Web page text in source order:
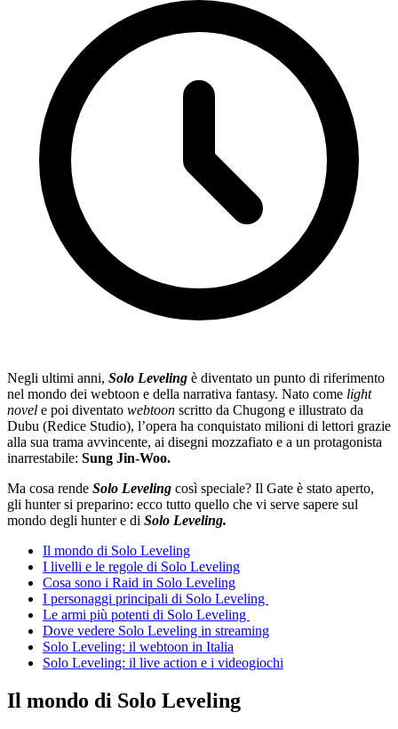
Negli ultimi anni, Solo Leveling è diventato un punto di riferimento
nel mondo dei webtoon e della narrativa fantasy. Nato come light
novel e poi diventato webtoon scritto da Chugong e illustrato da
Dubu (Redice Studio), l’opera ha conquistato milioni di lettori grazie
alla sua trama avvincente, ai disegni mozzafiato e a un protagonista
inarrestabile: Sung Jin-Woo.
Ma cosa rende Solo Leveling così speciale? Il Gate è stato aperto,
gli hunter si preparino: ecco tutto quello che vi serve sapere sul
mondo degli hunter e di Solo Leveling.
Il mondo di Solo Leveling
I livelli e le regole di Solo Leveling
Cosa sono i Raid in Solo Leveling
I personaggi principali di Solo Leveling
Le armi più potenti di Solo Leveling
Dove vedere Solo Leveling in streaming
Solo Leveling: il webtoon in Italia
Solo Leveling: il live action e i videogiochi
Il mondo di Solo Leveling